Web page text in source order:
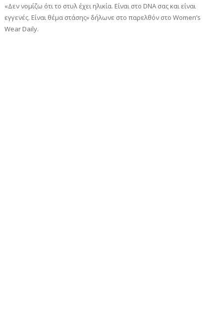
«Δεν νομίζω ότι το στυλ έχει ηλικία. Είναι στο DNA σας και είναι
εγγενές. Είναι θέμα στάσης» δήλωνε στο παρελθόν στο Women’s
Wear Daily.